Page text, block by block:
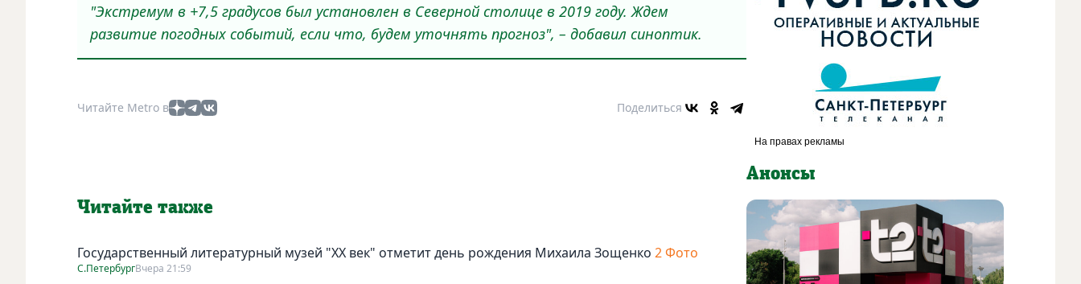
"Экстремум в +7,5 градусов был установлен в Северной столице в 2019 году. Ждем
развитие погодных событий, если что, будем уточнять прогноз", – добавил синоптик.
Читайте Metro в Поделиться
Читайте также
Государственный литературный музей "ХХ век" отметит день рождения Михаила Зощенко 2 Фото
С.ПетербургВчера 21:59
Анонсы